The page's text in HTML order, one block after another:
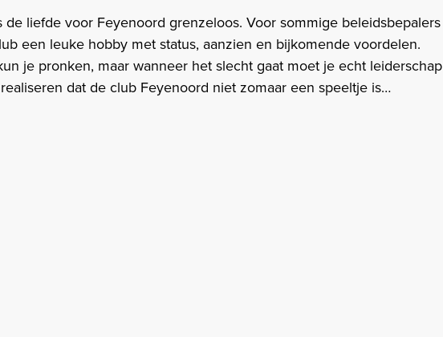
de liefde voor Feyenoord grenzeloos. Voor sommige beleidsbepalers
een leuke hobby met status, aanzien en bijkomende voordelen.
je pronken, maar wanneer het slecht gaat moet je echt leiderschap
dat de club Feyenoord niet zomaar een speeltje is…